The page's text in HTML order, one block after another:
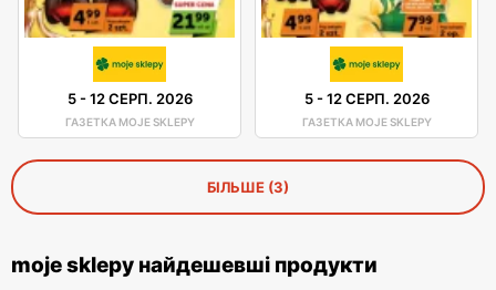
5-12 СЕРП. 2026
ГАЗЕТКА MOJE SKLEPY
5-12 СЕРП. 2026
ГАЗЕТКА MOJE SKLEPY
БІЛЬШЕ (3)
moje sklepy найдешевші продукти